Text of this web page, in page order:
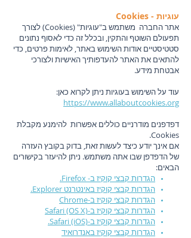
עוגיות - Cookies
אתר החברה משתמש ב"עוגיות" (Cookies) לצורך
תפעולם השוטף והתקין, ובכלל זה כדי לאסוף נתונים
סטטיסטיים אודות השימוש באתר, לאימות פרטים, כדי
להתאים את האתר להעדפותיך האישיות ולצורכי
אבטחת מידע.
עוד על השימוש בעוגיות ניתן לקרוא כאן:
https://www.allaboutcookies.org
דפדפנים מודרניים כוללים אפשרות להימנע מקבלת
Cookies.
אם אינך יודע כיצד לעשות זאת, בדוק בקובץ העזרה
של הדפדפן שבו אתה משתמש. ניתן להיעזר בקישורים
הבאים:
הגדרות קבצי קוקיז ב- Firefox.
הגדרות קבצי קוקיז באינטרנט Explorer.
הגדרות קבצי קוקיז ב-Chrome
הגדרות קבצי קוקיז ב-Safari (OS X)
הגדרות קבצי קוקיז ב-Safari (iOS).
הגדרות קבצי קוקיז באנדרואיד